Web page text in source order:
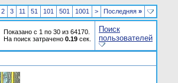
2 3 11 51 101 501 1001 > Последняя »
Показано с 1 по 30 из 64170.
На поиск затрачено 0.19 сек.
Поиск
пользователей